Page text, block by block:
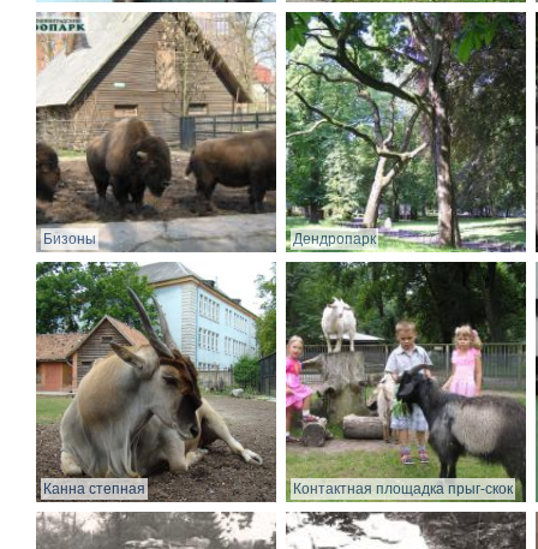
Бизоны Дендропарк
Канна степная Контактная площадка прыг-скок